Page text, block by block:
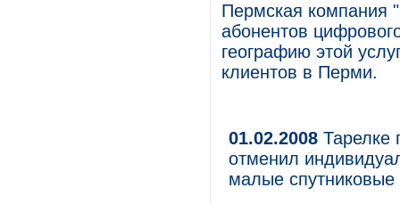
Пермская компания
абонентов
географию этой
клиентов в Перми.
01.02.2008 Тарелке
отменил
малые спутниковые